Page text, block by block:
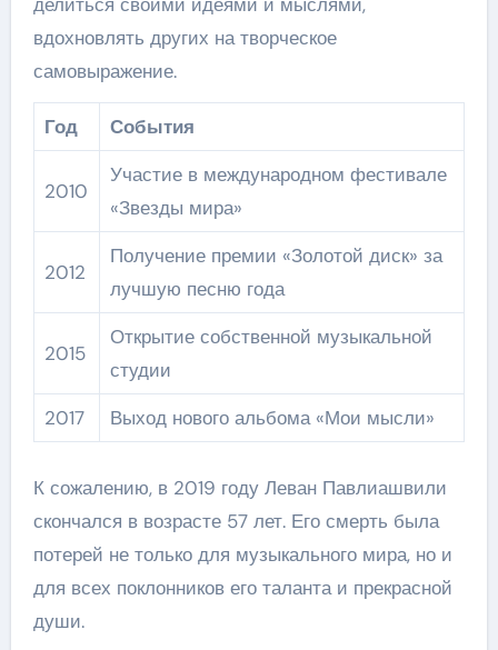
вдохновлять других на творческое
самовыражение.
Год События
2010
Участие в международном фестивале
«Звезды мира»
2012
Получение премии «Золотой диск» за
лучшую песню года
2015
Открытие собственной музыкальной
студии
2017
Выход нового альбома «Мои мысли»
К сожалению, в 2019 году Леван Павлиашвили
скончался в возрасте 57 лет. Его смерть была
потерей не только для музыкального мира, но и
для всех поклонников его таланта и прекрасной
души.